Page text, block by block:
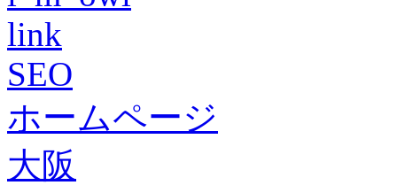
link
SEO
ホームページ
大阪